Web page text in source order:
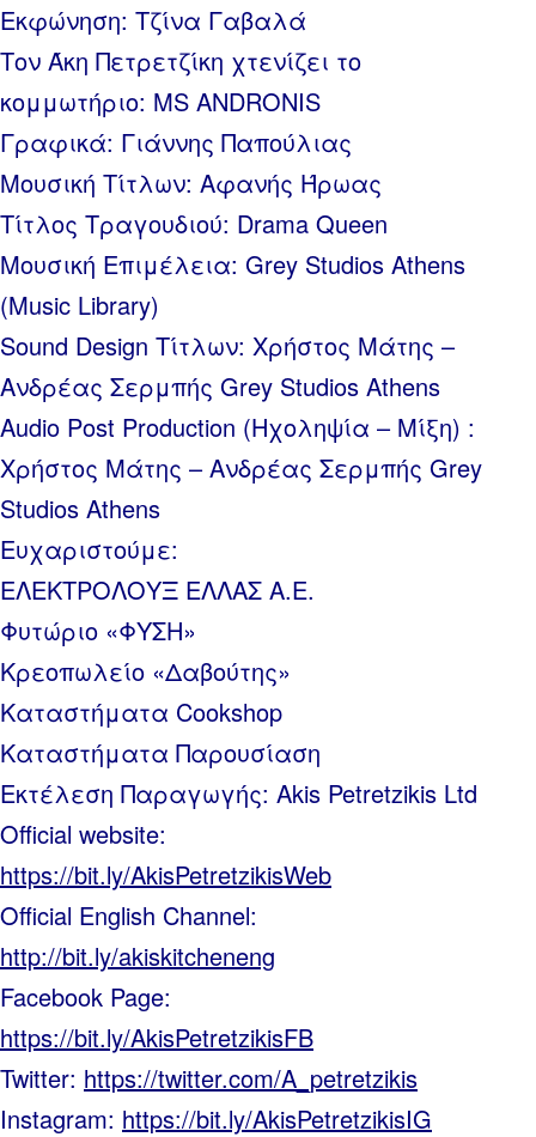
Εκφώνηση: Τζίνα Γαβαλά
Τον Άκη Πετρετζίκη χτενίζει το
κομμωτήριο: MS ANDRONIS
Γραφικά: Γιάννης Παπούλιας
Μουσική Τίτλων: Αφανής Ήρωας
Τίτλος Τραγουδιού: Drama Queen
Μουσική Επιμέλεια: Grey Studios Athens
(Music Library)
Sound Design Τίτλων: Χρήστος Μάτης –
Ανδρέας Σερμπής Grey Studios Athens
Audio Post Production (Ηχοληψία – Μίξη) :
Χρήστος Μάτης – Ανδρέας Σερμπής Grey
Studios Athens
Ευχαριστούμε:
ΕΛΕΚΤΡΟΛΟΥΞ ΕΛΛΑΣ Α.Ε.
Φυτώριο «ΦΥΣΗ»
Κρεοπωλείο «Δαβούτης»
Καταστήματα Cookshop
Καταστήματα Παρουσίαση
Εκτέλεση Παραγωγής: Akis Petretzikis Ltd
Official website:
https://bit.ly/AkisPetretzikisWeb
Official English Channel:
http://bit.ly/akiskitcheneng
Facebook Page:
https://bit.ly/AkisPetretzikisFB
Twitter: https://twitter.com/A_petretzikis
Instagram: https://bit.ly/AkisPetretzikisIG